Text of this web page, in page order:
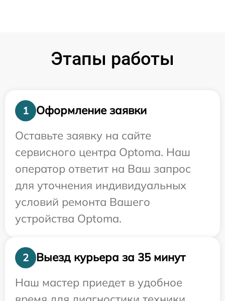
Этапы работы
1
Оформление заявки
Оставьте заявку на сайте
сервисного центра Optoma. Наш
оператор ответит на Ваш запрос
для уточнения индивидуальных
условий ремонта Вашего
устройства Optoma.
2
Выезд курьера за 35 минут
Наш мастер приедет в удобное